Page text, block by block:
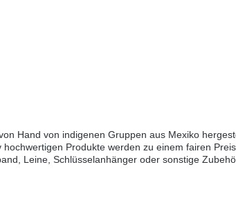
Hand von indigenen Gruppen aus Mexiko
Produkte werden zu einem fairen
Leine, Schlüsselanhänger oder sonstige